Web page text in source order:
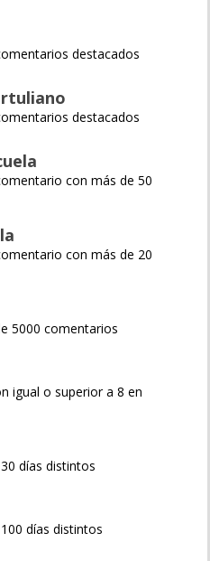
destacados
destacados
con más de 50
con más de 20
5000 comentarios
igual o superior a 8 en
días distintos
días distintos